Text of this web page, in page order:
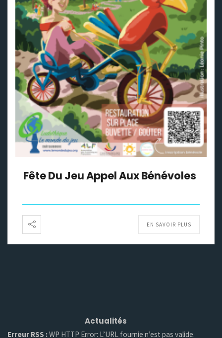
Fête Du Jeu Appel Aux Bénévoles
EN SAVOIR PLUS
Actualités
Erreur RSS :WP HTTP Error: L’URL fournie n’est pas valide.